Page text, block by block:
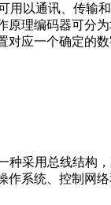
用以通讯、传
理编码器可
应一个确定的
种采用总线结
系统、控制